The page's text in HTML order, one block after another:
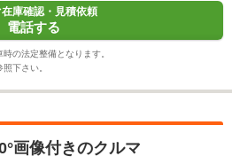
庫確認・見積依頼
電話する
の法定整備となります。
下さい。
画像付きのクルマ